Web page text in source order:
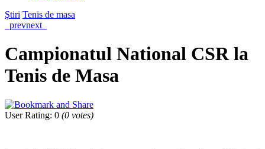
Ştiri Tenis de masa
prevnext
Campionatul National CSR la
Tenis de Masa
User Rating: 0 (0 votes)